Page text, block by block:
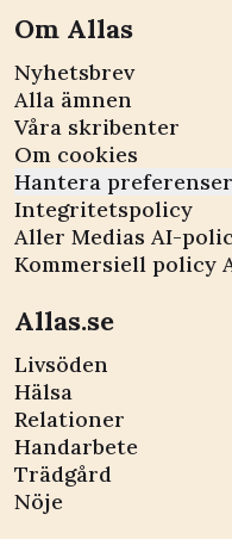
Om Allas
Nyhetsbrev
Alla ämnen
Våra skribenter
Om cookies
Hantera preferenser
Integritetspolicy
Aller Medias AI-
Kommersiell policy
Allas.se
Livsöden
Hälsa
Relationer
Handarbete
Trädgård
Nöje